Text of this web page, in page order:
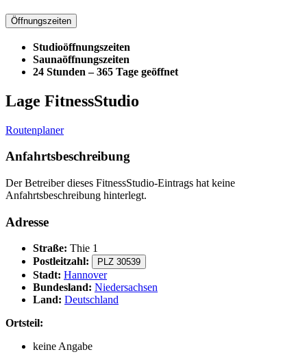
Öffnungszeiten
Studioöffnungszeiten
Saunaöffnungszeiten
24 Stunden – 365 Tage geöffnet
Lage FitnessStudio
Routenplaner
Anfahrtsbeschreibung
Der Betreiber dieses FitnessStudio-Eintrags hat keine
Anfahrtsbeschreibung hinterlegt.
Adresse
Straße: Thie 1
Postleitzahl:
PLZ 30539
Stadt: Hannover
Bundesland: Niedersachsen
Land: Deutschland
Ortsteil:
keine Angabe